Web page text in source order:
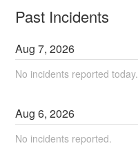
Past Incidents
Aug7,2026
No incidents reported today.
Aug6,2026
No incidents reported.